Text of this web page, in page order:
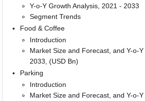
Y-o-Y Growth Analysis, 2021 - 2033
Segment Trends
Food & Coffee
Introduction
Market Size and Forecast, and Y-o-
2033, (USD Bn)
Parking
Introduction
Market Size and Forecast, and Y-o-